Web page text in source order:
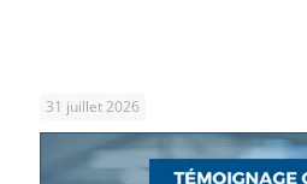
31 juillet 2026